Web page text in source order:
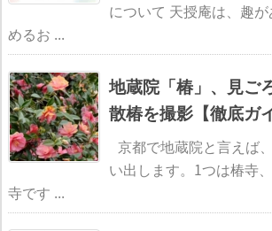
について 天授庵は、趣
めるお ...
地蔵院「椿」、見ご
散椿を撮影【徹底ガ
京都で地蔵院と言えば
い出します。1つは椿寺
寺です ...